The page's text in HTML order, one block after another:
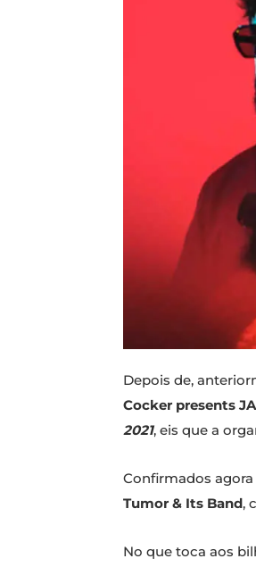
Depois de,
Cocker presents
2021, eis que a
Confirmados
Tumor & Its Band,
No que toca aos